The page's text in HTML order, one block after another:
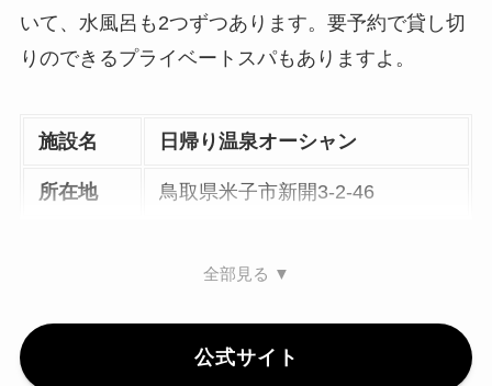
いて、水風呂も2つずつあります。要予約で貸し切
りのできるプライベートスパもありますよ。
施設名 日帰り温泉オーシャン
所在地 鳥取県米子市新開3-2-46
全部見る ▼
公式サイト